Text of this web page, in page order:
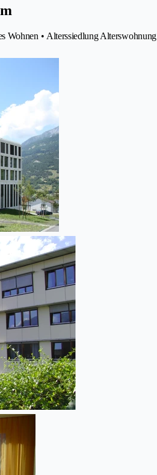
Wohnen • Alterssiedlung Alterswohnung